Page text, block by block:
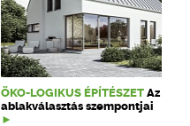
ÖKO-LOGIKUS ÉPÍTÉSZET Az
ablakválasztás szempontjai